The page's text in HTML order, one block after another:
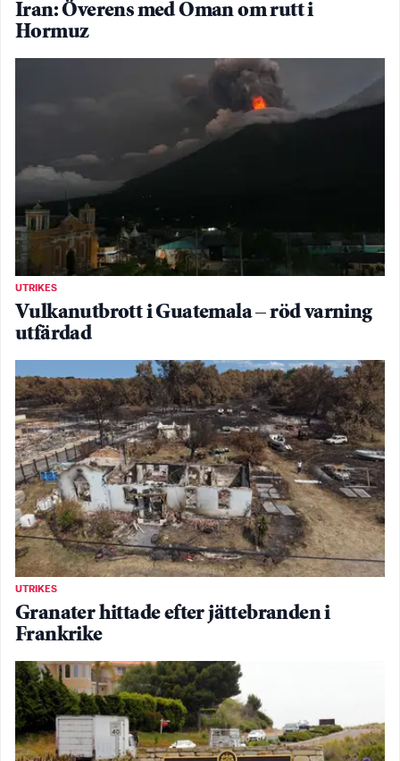
Iran: Överens med Oman om rutt i
Hormuz
UTRIKES
Vulkanutbrott i Guatemala – röd varning
utfärdad
UTRIKES
Granater hittade efter jättebranden i
Frankrike